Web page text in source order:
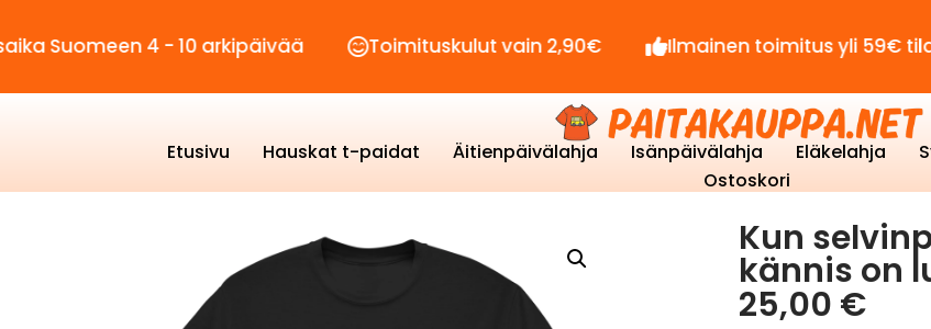
4 - 10 arkipäivää Toimituskulut vain 2,90€ Ilmainen toimitus yli 59€ tilauksille!
Etusivu Hauskat t-paidat Äitienpäivälahja Isänpäivälahja Eläkelahja
Ostoskori
Kun
kännis on
25,00 €